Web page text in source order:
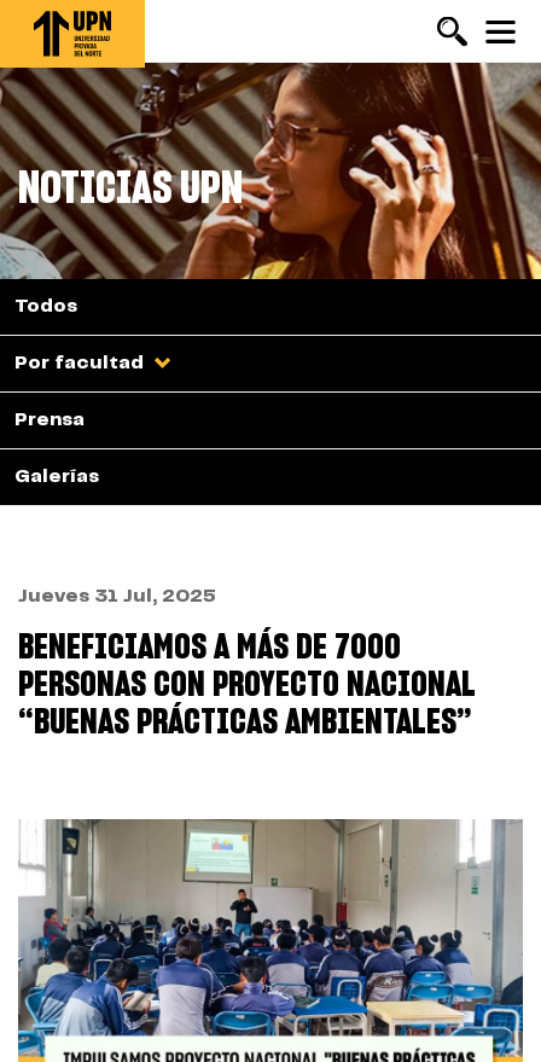
Pasar
contenido
principal
NOTICIAS UPN
Todos
Por facultad
Prensa
Galerías
Jueves 31 Jul, 2025
BENEFICIAMOS A MÁS DE 7000
PERSONAS CON PROYECTO NACIONAL
“BUENAS PRÁCTICAS AMBIENTALES”